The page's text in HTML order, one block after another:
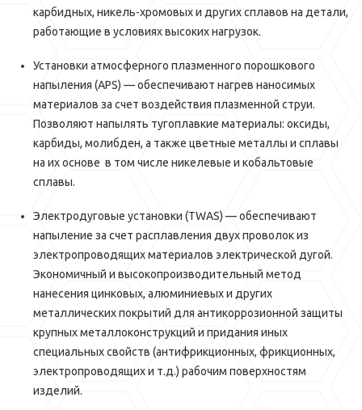
карбидных, никель-хромовых и других сплавов на детали,
работающие в условиях высоких нагрузок.
Установки атмосферного плазменного порошкового
напыления (APS) — обеспечивают нагрев наносимых
материалов за счет воздействия плазменной струи.
Позволяют напылять тугоплавкие материалы: оксиды,
карбиды, молибден, а также цветные металлы и сплавы
на их основе в том числе никелевые и кобальтовые
сплавы.
Электродуговые установки (TWAS) — обеспечивают
напыление за счет расплавления двух проволок из
электропроводящих материалов электрической дугой.
Экономичный и высокопроизводительный метод
нанесения цинковых, алюминиевых и других
металлических покрытий для антикоррозионной защиты
крупных металлоконструкций и придания иных
специальных свойств (антифрикционных, фрикционных,
электропроводящих и т.д.) рабочим поверхностям
изделий.